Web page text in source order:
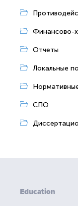
Финансово-
Отчеты
Локальные
СПО
Education